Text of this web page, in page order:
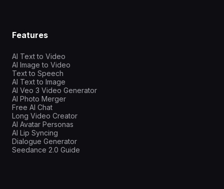
Features
AI Text to Video
AI Image to Video
Text to Speech
AI Text to Image
AI Veo 3 Video Generator
AI Photo Merger
Free AI Chat
Long Video Creator
AI Avatar Personas
AI Lip Syncing
Dialogue Generator
Seedance 2.0 Guide